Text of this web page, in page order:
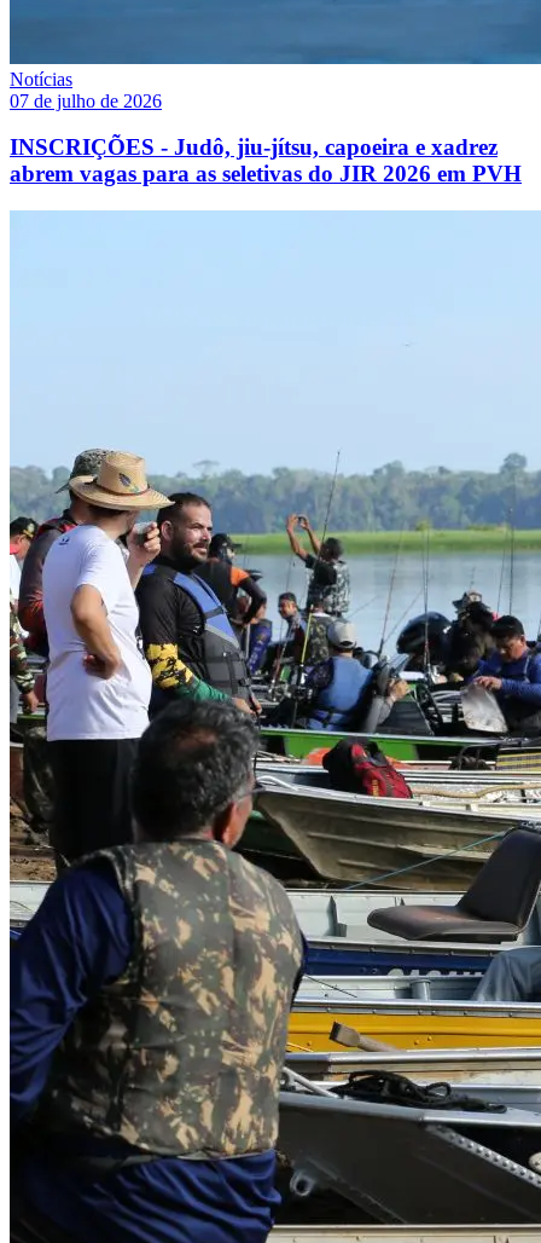
Notícias
07 de julho de 2026
INSCRIÇÕES - Judô, jiu-jítsu, capoeira e xadrez
abrem vagas para as seletivas do JIR 2026 em PVH